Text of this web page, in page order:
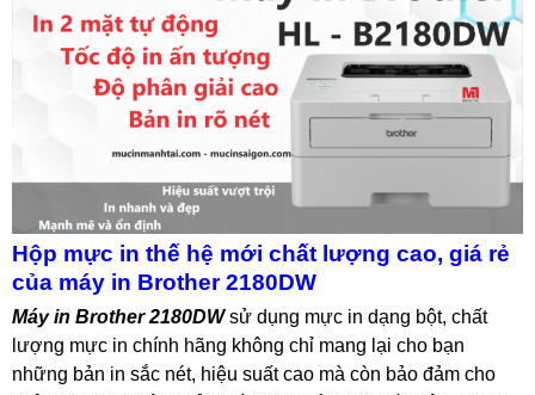
Hộp mực in thế hệ mới chất lượng cao, giá rẻ
của máy in Brother 2180DW
Máy in Brother 2180DWsử dụng mực in dạng bột, chất
lượng mực in chính hãng không chỉ mang lại cho bạn
những bản in sắc nét, hiệu suất cao mà còn bảo đảm cho